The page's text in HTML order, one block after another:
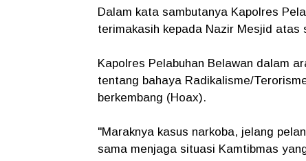
Dalam kata sambutanya Kapolres
terimakasih kepada Nazir Mesjid atas
Kapolres Pelabuhan Belawan dalam
tentang bahaya Radikalisme/
berkembang (Hoax).
"Maraknya kasus narkoba, jelang
sama menjaga situasi Kamtibmas